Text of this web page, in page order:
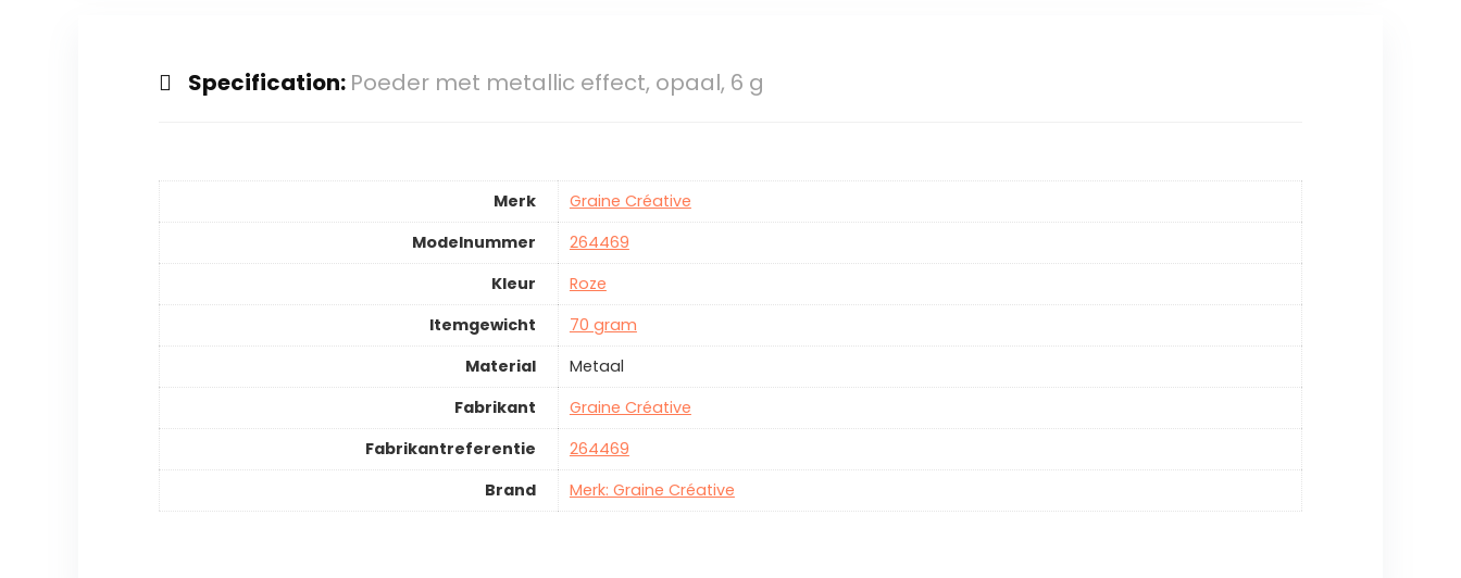
Specification: Poeder met metallic effect, opaal, 6 g
Merk
Graine Créative
Modelnummer
264469
Kleur
Roze
Itemgewicht
70 gram
Material
Metaal
Fabrikant
Graine Créative
Fabrikantreferentie
264469
Brand
Merk: Graine Créative